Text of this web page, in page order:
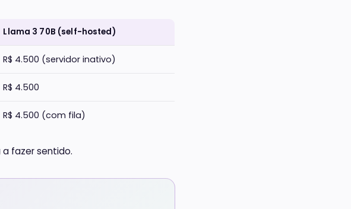
Llama 3 70B (self-hosted)
R$ 4.500 (servidor inativo)
R$ 4.500
R$ 4.500 (com fila)
fazer sentido.